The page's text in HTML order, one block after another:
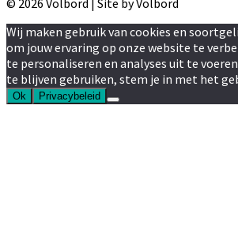
Wij maken gebruik van cookies en
om jouw ervaring op onze website te
te personaliseren en analyses uit te
te blijven gebruiken, stem je in met het
Ok Privacybeleid